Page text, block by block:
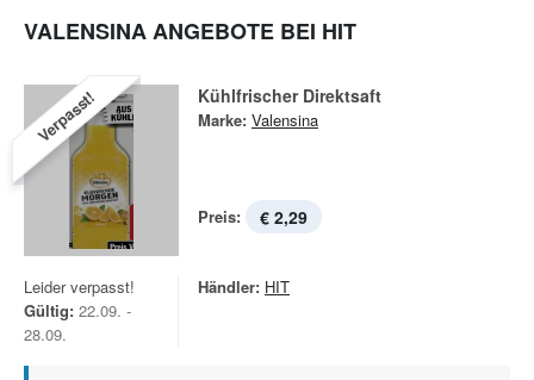
VALENSINA ANGEBOTE BEI HIT
Verpasst! Kühlfrischer Direktsaft
Marke: Valensina
Preis: € 2,29
Leider verpasst!
Gültig: 22.09. -
28.09.
Händler: HIT